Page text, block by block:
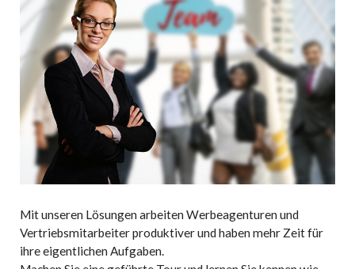
Mit unseren Lösungen arbeiten Werbeagenturen und
Vertriebsmitarbeiter produktiver und haben mehr Zeit für
ihre eigentlichen Aufgaben.